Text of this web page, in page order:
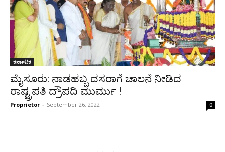
ಕರ್ನಾಟಕ
ಮೈಸೂರು: ನಾಡಹಬ್ಬ ದಸರಾಗೆ ಚಾಲನೆ ನೀಡಿದ
ರಾಷ್ಟ್ರಪತಿ ದ್ರೌಪದಿ ಮುರ್ಮು !
Proprietor - September 26, 2022 0